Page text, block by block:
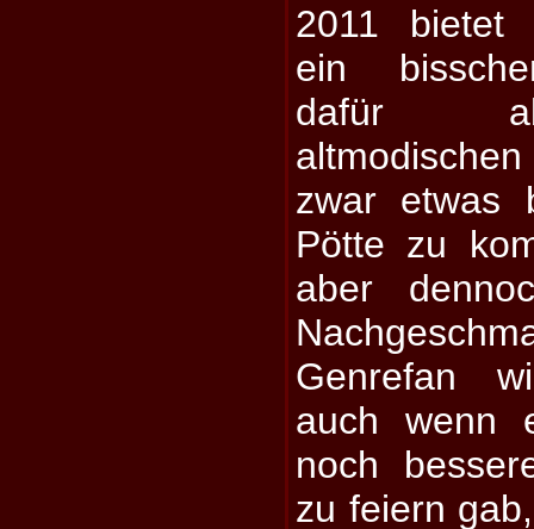
2011 bietet
ein
dafür
zwar etwas
Pötte zu
aber
Genrefan
auch wenn
noch
zu feiern